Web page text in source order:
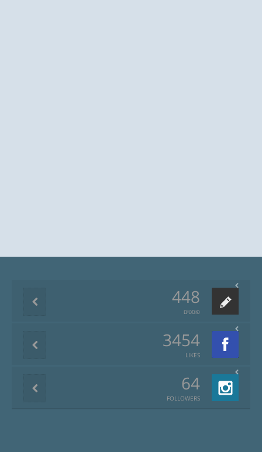
448
פוסטים
3454
LIKES
64
FOLLOWERS